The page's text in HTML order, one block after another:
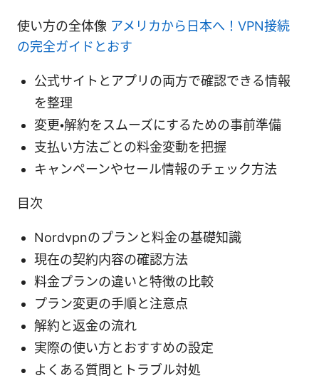
使い方の全体像 アメリカから日本へ！VPN接続
の完全ガイドとおす
公式サイトとアプリの両方で確認できる情報
を整理
変更・解約をスムーズにするための事前準備
支払い方法ごとの料金変動を把握
キャンペーンやセール情報のチェック方法
目次
Nordvpnのプランと料金の基礎知識
現在の契約内容の確認方法
料金プランの違いと特徴の比較
プラン変更の手順と注意点
解約と返金の流れ
実際の使い方とおすすめの設定
よくある質問とトラブル対処